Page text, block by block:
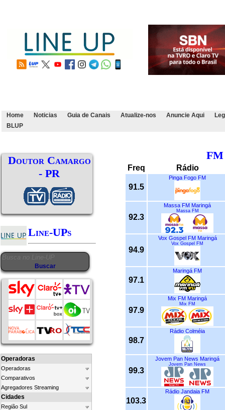
Home Noticias Guia de Canais Atualize-nos Anuncie Aqui
BLUP
Doutor Camargo
- PR
Line-UPs
Operadoras
Operadoras
Comparativos
Agregadores Streaming
Cidades
Região Sul
FM
Freq Rádio
91.5
Pinga Fogo FM
92.3
Massa FM Maringá
Massa FM
94.9
Vox Gospel FM Maringá
Vox Gospel FM
97.1
Maringá FM
97.9
Mix FM Maringá
Mix FM
98.7
Rádio Colméia
99.3
Jovem Pan News Maringá
Jovem Pan News
103.3
Rádio Jandaia FM